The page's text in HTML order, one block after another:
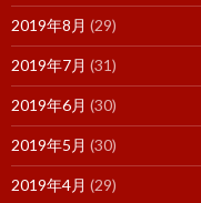
2019年8月 (29)
2019年7月 (31)
2019年6月 (30)
2019年5月 (30)
2019年4月 (29)